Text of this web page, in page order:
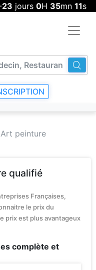
23jours 0H 35mn 10s
peinture
qualifié
Françaises,
le prix du
prix est plus avantageux
complète et